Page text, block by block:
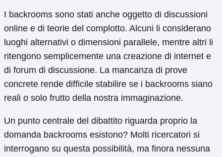
I backrooms sono stati anche oggetto di discussioni
online e di teorie del complotto. Alcuni li considerano
luoghi alternativi o dimensioni parallele, mentre altri li
ritengono semplicemente una creazione di internet e
di forum di discussione. La mancanza di prove
concrete rende difficile stabilire se i backrooms siano
reali o solo frutto della nostra immaginazione.
Un punto centrale del dibattito riguarda proprio la
domanda backrooms esistono? Molti ricercatori si
interrogano su questa possibilità, ma finora nessuna